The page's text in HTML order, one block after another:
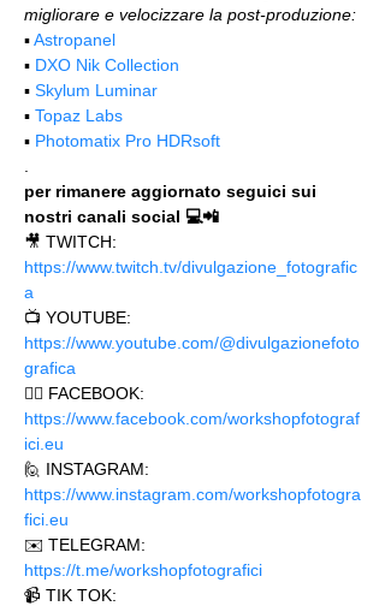
migliorare e velocizzare la post-produzione:
▪️ Astropanel
▪️ DXO Nik Collection
▪️ Skylum Luminar
▪️ Topaz Labs
▪️ Photomatix Pro HDRsoft
per rimanere aggiornato seguici sui
nostri canali social 💻📲
🎥 TWITCH:
https://www.twitch.tv/divulgazione_fotografic
a
📺 YOUTUBE:
https://www.youtube.com/@divulgazionefoto
grafica
🙋‍♂️ FACEBOOK:
https://www.facebook.com/workshopfotograf
ici.eu
🙋 INSTAGRAM:
https://www.instagram.com/workshopfotogra
fici.eu
✉️ TELEGRAM:
https://t.me/workshopfotografici
📹 TIK TOK: